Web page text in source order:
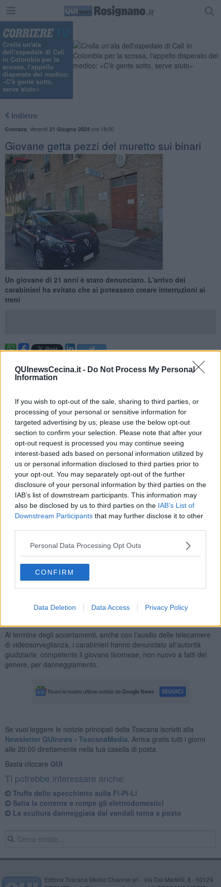
QUInewsCecina.it - Do Not Process My Personal
Information
If you wish to opt-out of the sale, sharing to third parties, or
processing of your personal or sensitive information for
targeted advertising by us, please use the below opt-out
section to confirm your selection. Please note that after your
opt-out request is processed you may continue seeing
interest-based ads based on personal information utilized by
us or personal information disclosed to third parties prior to
your opt-out. You may separately opt-out of the further
disclosure of your personal information by third parties on the
IAB’s list of downstream participants. This information may
also be disclosed by us to third parties on the IAB’s List of
Downstream Participants that may further disclose it to other
Personal Data Processing Opt Outs
CONFIRM
Data Deletion Data Access Privacy Policy
Crolla un'ala
dell'ospedale di Calì
in Colombia per la
scossa, l'appello
disperato del medico:
«C'è gente sotto,
serve aiuto»
Indietro
Cronaca Venerdì 21 Giugno 2024ore 18:00
Giovane getta pezzi del muretto sui binari
Un giovane di 21 anni è stato denunciato. L'arrivo dei
carabinieri ha evitato che si potessero creare interruzioni ai
treni
Un giovane operaio di 21 anni
livornese, già noto alle forze dell’ordine per precedenti simili, è
stato denunciato dai carabinieri della Stazione di Rosignano Solvay
L’episodio è avvenuto intorno alla mezzanotte di qualche giorno fa,
come spiegano i carabinieri in una nota.
Il giovane sarebbe stato visto da un passante che ha richiesto
l'intervento dei carabinieri. I militari, dopo essere arrivati
alla sstazione ferroviaria, lo hanno bloccato mentre il giovane era
ancora sul posto evitando così che potesse proseguire nella sua
opera di devastazione.
Il ragazzo, che si trovava in stato di agitazione psicofisica
pezzi del muretto che costeggia il passaggio pedonale che dà sulla
via Aurelia, danneggiandolo e lanciandone alcuni frammenti sui
binari antistanti.
L’intervento tempestivo della pattuglia ha scongiurato ulteriori e più
gravi danni alla costruzione, ma soprattutto ha evitato che la
traffico ferroviario, con tutte le conseguenze, anche penali, del
Al termine degli accertamenti, anche con l’ausilio delle telecamere
di videosorveglianza, i carabinieri hanno denunciato all’autorità
giudiziaria competente il giovane livornese, non nuovo a fatti del
genere, per danneggiamento.
Se vuoi leggere le notizie principali della Toscana iscriviti alla
Newsletter QUInews - ToscanaMedia. Arriva gratis tutti i giorni
alle 20:00 direttamente nella tua casella di posta.
Basta cliccare QUI
Ti potrebbe interessare anche:
Truffa dello specchietto sulla Fi-Pi-Li
Salta la corrente e rompe gli elettrodomestici
La scultura danneggiata dai vandali torna a posto
Editore Toscana Media Channel srl - Via Dei Martelli, 8 - 50129